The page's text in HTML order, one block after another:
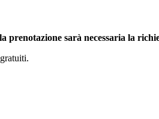
prenotazione sarà necessaria la